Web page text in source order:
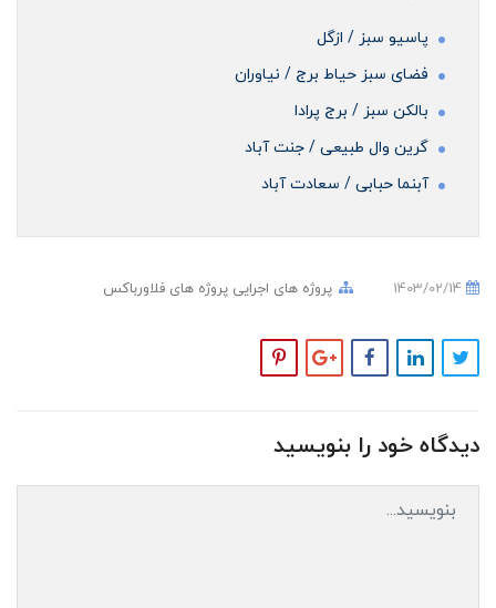
پاسیو سبز / ازگل
فضای سبز حیاط برج / نیاوران
بالکن سبز / برج پرادا
گرین وال طبیعی / جنت آباد
آبنما حبابی / سعادت آباد
پروژه های اجرایی پروژه های فلاورباکس
دیدگاه خود را بنویسید